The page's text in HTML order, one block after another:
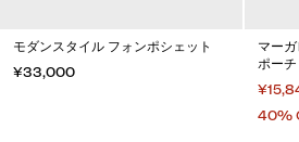
モダンスタイル フォンポシェット
¥33,000
マー
ポーチ
40%